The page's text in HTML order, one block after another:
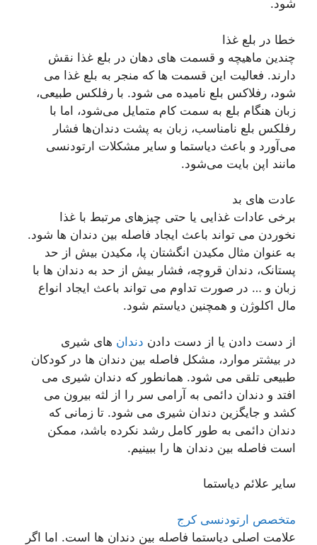
شود.
خطا در بلع غذا
چندین ماهیچه و قسمت های دهان در بلع غذا نقش
دارند. فعالیت این قسمت ها که منجر به بلع غذا می
شود، رفلاکس بلع نامیده می شود. با رفلکس طبیعی،
زبان هنگام بلع به سمت کام متمایل می‌شود، اما با
رفلکس بلع نامناسب، زبان به پشت دندان‌ها فشار
می‌آورد و باعث دیاستما و سایر مشکلات ارتودنسی
مانند اپن بایت می‌شود.
عادت های بد
برخی عادات غذایی یا حتی چیزهای مرتبط با غذا
نخوردن می تواند باعث ایجاد فاصله بین دندان ها شود.
به عنوان مثال مکیدن انگشتان پا، مکیدن بیش از حد
پستانک، دندان قروچه، فشار بیش از حد به دندان ها با
زبان و … در صورت تداوم می تواند باعث ایجاد انواع
مال اکلوژن و همچنین دیاستم شود.
از دست دادن یا از دست دادن دندان های شیری
در بیشتر موارد، مشکل فاصله بین دندان ها در کودکان
طبیعی تلقی می شود. همانطور که دندان شیری می
افتد و دندان دائمی به آرامی سر را از لثه بیرون می
کشد و جایگزین دندان شیری می شود. تا زمانی که
دندان دائمی به طور کامل رشد نکرده باشد، ممکن
است فاصله بین دندان ها را ببینیم.
سایر علائم دیاستما
متخصص ارتودنسی کرج
علامت اصلی دیاستما فاصله بین دندان ها است. اما اگر